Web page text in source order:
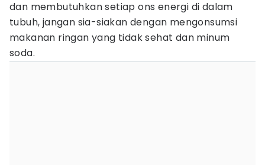
dan membutuhkan setiap ons energi di dalam
tubuh, jangan sia-siakan dengan mengonsumsi
makanan ringan yang tidak sehat dan minum
soda.